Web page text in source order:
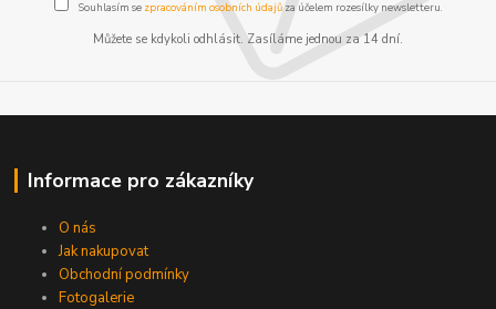
Souhlasím se zpracováním osobních údajůza účelem rozesílky newsletteru.
Můžete se kdykoli odhlásit. Zasíláme jednou za 14 dní.
Informace pro zákazníky
O nás
Jak nakupovat
Obchodní podmínky
Fotogalerie